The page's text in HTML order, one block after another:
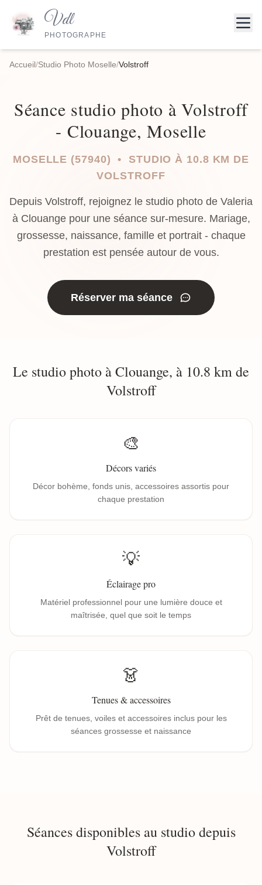
Vdl
PHOTOGRAPHE
Accueil/Studio Photo Moselle/Volstroff
Séance studio photo à Volstroff
- Clouange, Moselle
MOSELLE (57940) • STUDIO À 10.8 KM DE
VOLSTROFF
Depuis Volstroff, rejoignez le studio photo de Valeria
à Clouange pour une séance sur-mesure. Mariage,
grossesse, naissance, famille et portrait - chaque
prestation est pensée autour de vous.
Réserver ma séance
Le studio photo à Clouange, à 10.8 km de
Volstroff
🎨
Décors variés
Décor bohème, fonds unis, accessoires assortis pour
chaque prestation
💡
Éclairage pro
Matériel professionnel pour une lumière douce et
maîtrisée, quel que soit le temps
👗
Tenues & accessoires
Prêt de tenues, voiles et accessoires inclus pour les
séances grossesse et naissance
Séances disponibles au studio depuis
Volstroff